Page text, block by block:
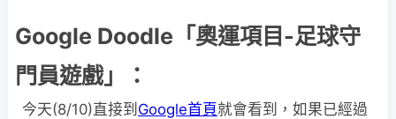
Google Doodle「奧運項目-足球守
門員遊戲」：
今天(8/10)直接到 Google首頁就會看到，如果已經過